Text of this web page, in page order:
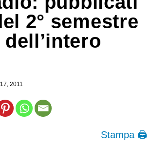
2° semestre
dell’intero
2011
Stampa 🖨